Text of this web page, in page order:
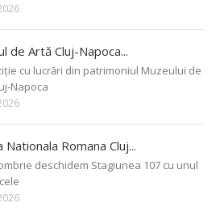
de Artă Cluj-Napoca...
cu lucrări din patrimoniul Muzeului de
Napoca
Nationala Romana Cluj...
deschidem Stagiunea 107 cu unul